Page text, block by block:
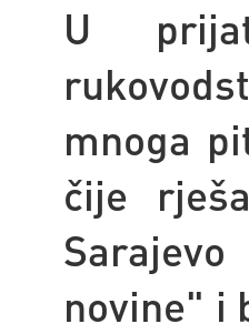
U
mnoga
čije
Sarajevo
novine" i